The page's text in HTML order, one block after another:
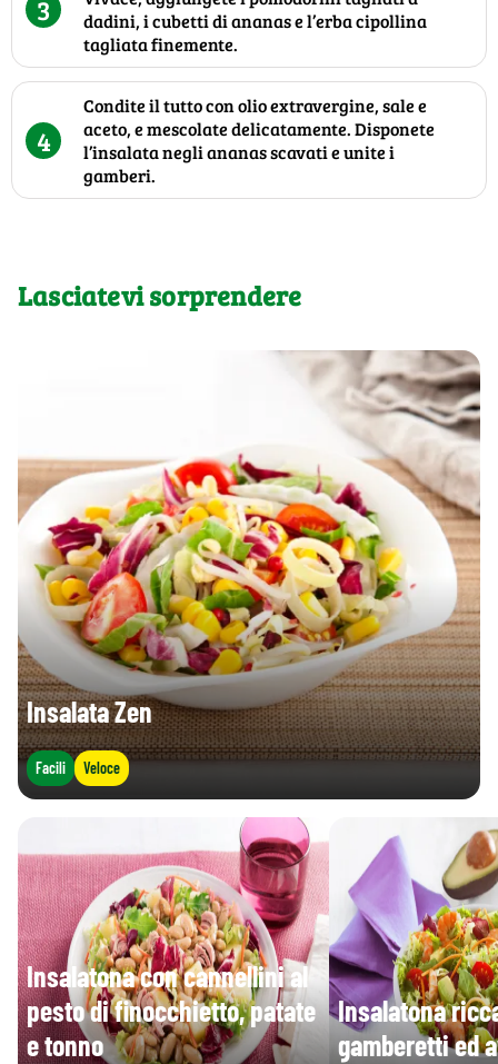
3
dadini, i cubetti di ananas e l’erba cipollina
tagliata finemente.
4
Condite il tutto con olio extravergine, sale e
aceto, e mescolate delicatamente. Disponete
l’insalata negli ananas scavati e unite i
gamberi.
Lasciatevi sorprendere
Insalata Zen
Facili Veloce
Insalatona con cannellini al
pesto di finocchietto, patate
e tonno
Insalatona
gamberetti ed